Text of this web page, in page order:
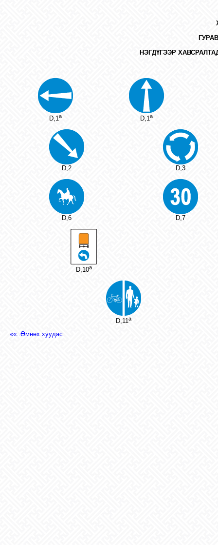
НЭГДҮГЭЭР
D,1a D,1a
D,2 D,3
D,6 D,7
D,10a
D,11a
««..Өмнөх хуудас